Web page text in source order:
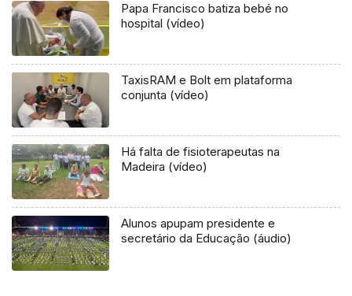
Papa Francisco batiza bebé no
hospital (vídeo)
TaxisRAM e Bolt em plataforma
conjunta (vídeo)
Há falta de fisioterapeutas na
Madeira (vídeo)
Alunos apupam presidente e
secretário da Educação (áudio)